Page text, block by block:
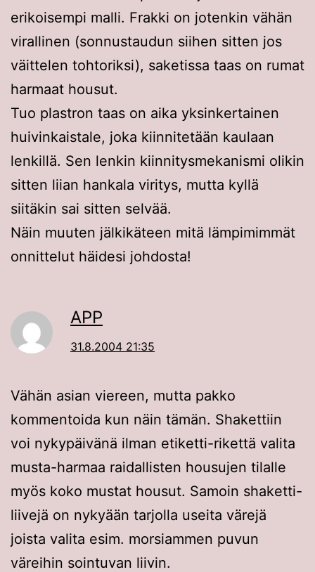
erikoisempi malli. Frakki on jotenkin vähän
virallinen (sonnustaudun siihen sitten jos
väittelen tohtoriksi), saketissa taas on rumat
harmaat housut.
Tuo plastron taas on aika yksinkertainen
huivinkaistale, joka kiinnitetään kaulaan
lenkillä. Sen lenkin kiinnitysmekanismi olikin
sitten liian hankala viritys, mutta kyllä
siitäkin sai sitten selvää.
Näin muuten jälkikäteen mitä lämpimimmät
onnittelut häidesi johdosta!
APP
31.8.2004 21:35
Vähän asian viereen, mutta pakko
kommentoida kun näin tämän. Shakettiin
voi nykypäivänä ilman etiketti-rikettä valita
musta-harmaa raidallisten housujen tilalle
myös koko mustat housut. Samoin shaketti-
liivejä on nykyään tarjolla useita värejä
joista valita esim. morsiammen puvun
väreihin sointuvan liivin.